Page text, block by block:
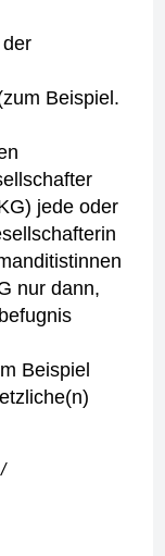
Beispiel.
jede oder
nur dann,
Beispiel